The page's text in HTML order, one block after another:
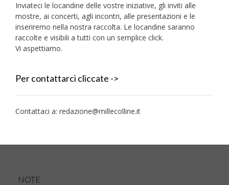
Inviateci le locandine delle vostre iniziative, gli inviti alle
mostre, ai concerti, agli incontri, alle presentazioni e le
inseriremo nella nostra raccolta. Le locandine saranno
raccolte e visibili a tutti con un semplice click.
Vi aspettiamo.
Per contattarci cliccate ->
Contattaci a: redazione@millecolline.it
NOTE